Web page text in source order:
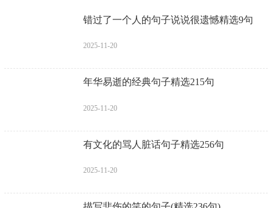
错过了一个人的句子说说很遗憾精选9句
2025-11-20
年华易逝的经典句子精选215句
2025-11-20
有文化的骂人脏话句子精选256句
2025-11-20